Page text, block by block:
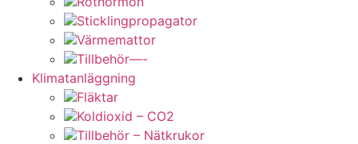
Sticklingpropagator
Värmemattor
Tillbehör—-
Klimatanläggning
Fläktar
Koldioxid – CO2
Tillbehör – Nätkrukor